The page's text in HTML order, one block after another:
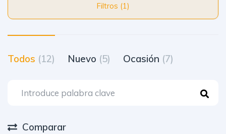
Filtros (1)
Todos (12) Nuevo (5) Ocasión (7)
Comparar